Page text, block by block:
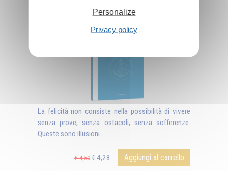
La felicità non consiste nella possibilità di vivere
senza prove, senza ostacoli, senza sofferenze.
Queste sono illusioni...
€ 4,50 € 4,28 Aggiungi al carrello
Personalize
Privacy policy